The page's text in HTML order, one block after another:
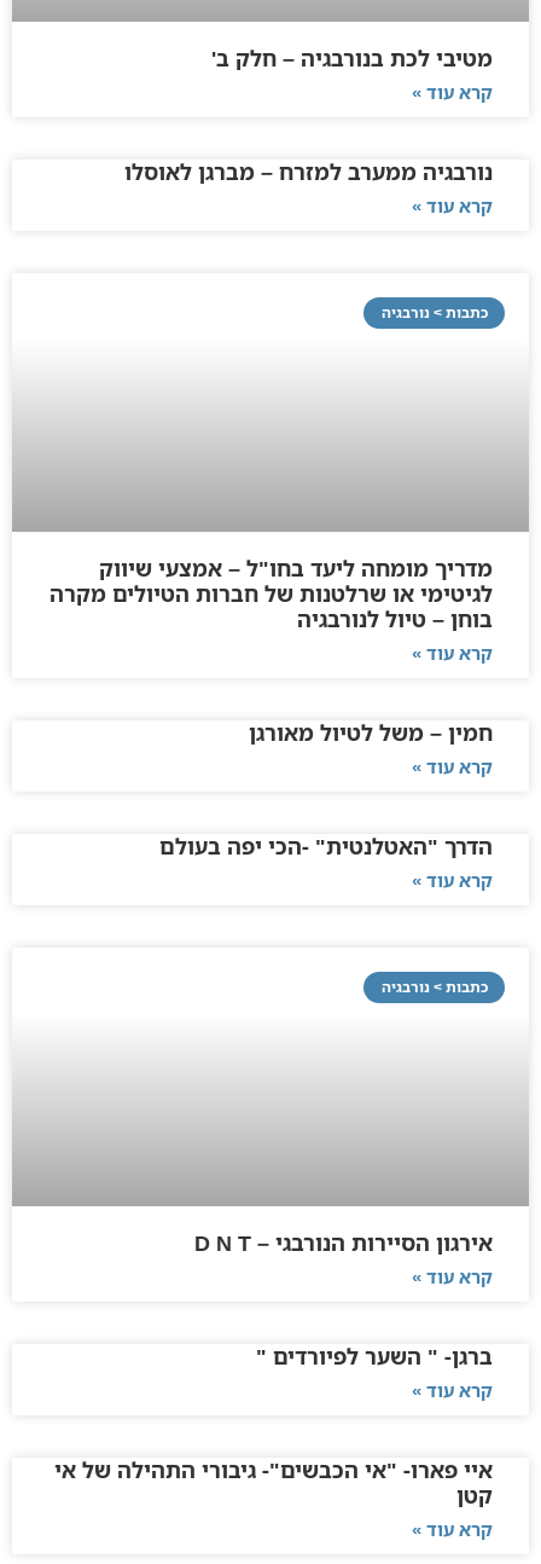
מטיבי לכת בנורבגיה – חלק ב'
קרא עוד »
נורבגיה ממערב למזרח – מברגן לאוסלו
קרא עוד »
כתבות > נורבגיה
מדריך מומחה ליעד בחו"ל – אמצעי שיווק
לגיטימי או שרלטנות של חברות הטיולים מקרה
בוחן – טיול לנורבגיה
קרא עוד »
חמין – משל לטיול מאורגן
קרא עוד »
הדרך "האטלנטית" -הכי יפה בעולם
קרא עוד »
כתבות > נורבגיה
אירגון הסיירות הנורבגי – D N T
קרא עוד »
ברגן- " השער לפיורדים "
קרא עוד »
איי פארו- "אי הכבשים"- גיבורי התהילה של אי
קטן
קרא עוד »